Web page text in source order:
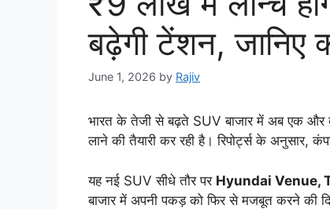
बढ़ेगी टेंशन, जानिए
June 1, 2026 by Rajiv
भारत के तेजी से बढ़ते SUV बाजार में अब एक और
लाने की तैयारी कर रही है। रिपोर्ट्स के अनुसार,
यह नई SUV सीधे तौर पर Hyundai Venue,
बाजार में अपनी पकड़ को फिर से मजबूत करने की